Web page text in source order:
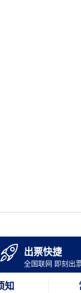
 出票快捷
全国联网 即刻出
知